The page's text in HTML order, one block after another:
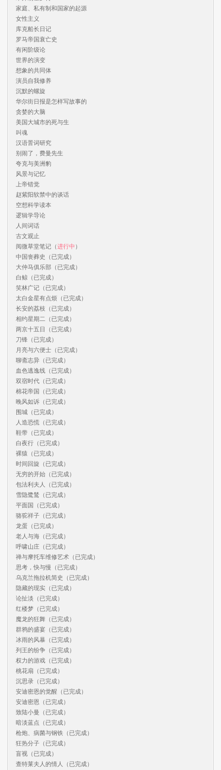
家庭、私有制和国家的起源
女性主义
库克船长日记
罗马帝国衰亡史
有闲阶级论
世界的演变
想象的共同体
演员自我修养
沉默的螺旋
华尔街日报是怎样写故事的
贪婪的大脑
美国大城市的死与生
叫魂
汉语詈词研究
别闹了，费曼先生
夸克与美洲豹
风景与记忆
上帝错觉
赵紫阳软禁中的谈话
空想科学读本
逻辑学导论
人间词话
古文观止
阅微草堂笔记（进行中 ）
中国丧葬史（已完成）
大仲马俱乐部（已完成）
白鲸（已完成）
笑林广记（已完成）
太白金星有点烦（已完成）
长安的荔枝（已完成）
相约星期二（已完成）
两京十五日（已完成）
刀锋（已完成）
月亮与六便士（已完成）
聊斋志异（已完成）
血色逃逸线（已完成）
双宿时代（已完成）
棉花帝国（已完成）
晚风如诉（已完成）
围城（已完成）
人造恐慌（已完成）
鞋带（已完成）
白夜行（已完成）
裸猿（已完成）
时间回旋（已完成）
无穷的开始（已完成）
包法利夫人（已完成）
雪隐鹭鸶（已完成）
平面国（已完成）
骆驼祥子（已完成）
龙蛋（已完成）
老人与海（已完成）
呼啸山庄（已完成）
禅与摩托车维修艺术（已完成）
思考，快与慢（已完成）
乌克兰拖拉机简史（已完成）
隐藏的现实（已完成）
论扯淡（已完成）
红楼梦（已完成）
魔龙的狂舞（已完成）
群鸦的盛宴（已完成）
冰雨的风暴（已完成）
列王的纷争（已完成）
权力的游戏（已完成）
桃花扇（已完成）
沉思录（已完成）
安迪密恩的觉醒（已完成）
安迪密恩（已完成）
致陆小曼（已完成）
暗淡蓝点（已完成）
枪炮、病菌与钢铁（已完成）
狂热分子（已完成）
盲视（已完成）
查特莱夫人的情人（已完成）